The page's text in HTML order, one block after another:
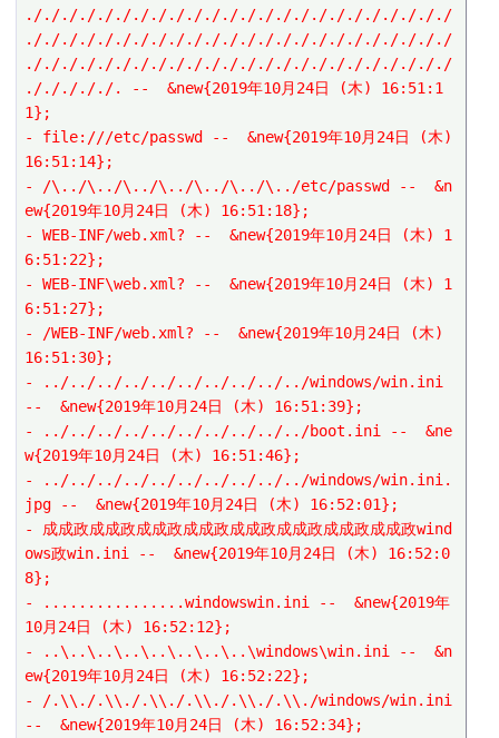
././././././././././././././././././././././././
././././././././././././././././././././././././
././././././././././././././././././././././././
./././././. --  &new{2019年10月24日 (木) 16:51:1
1};
- file:///etc/passwd --  &new{2019年10月24日 (木)
16:51:14};
- /\../\../\../\../\../\../\../etc/passwd --  &n
ew{2019年10月24日 (木) 16:51:18};
- WEB-INF/web.xml? --  &new{2019年10月24日 (木) 1
6:51:22};
- WEB-INF\web.xml? --  &new{2019年10月24日 (木) 1
6:51:27};
- /WEB-INF/web.xml? --  &new{2019年10月24日 (木)
16:51:30};
- ../../../../../../../../../../windows/win.ini
--  &new{2019年10月24日 (木) 16:51:39};
- ../../../../../../../../../../boot.ini --  &ne
w{2019年10月24日 (木) 16:51:46};
- ../../../../../../../../../../windows/win.ini.
jpg --  &new{2019年10月24日 (木) 16:52:01};
- 成成政成成政成成政成成政成成政成成政成成政成成政wind
ows政win.ini --  &new{2019年10月24日 (木) 16:52:0
8};
- ................windowswin.ini --  &new{2019年
10月24日 (木) 16:52:12};
- ..\..\..\..\..\..\..\..\windows\win.ini --  &n
ew{2019年10月24日 (木) 16:52:22};
- /.\\./.\\./.\\./.\\./.\\./.\\./windows/win.ini
--  &new{2019年10月24日 (木) 16:52:34};